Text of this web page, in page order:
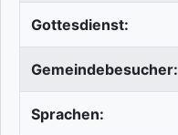
Gottesdienst:
Gemeindebesucher:
Sprachen: